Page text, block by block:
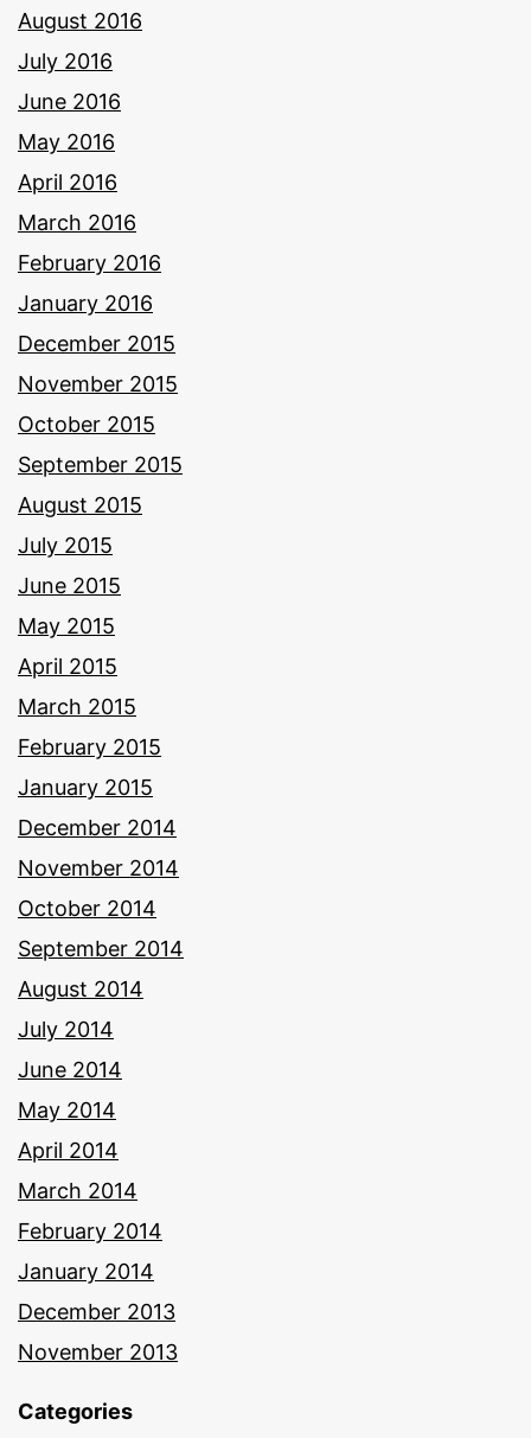
August 2016
July 2016
June 2016
May 2016
April 2016
March 2016
February 2016
January 2016
December 2015
November 2015
October 2015
September 2015
August 2015
July 2015
June 2015
May 2015
April 2015
March 2015
February 2015
January 2015
December 2014
November 2014
October 2014
September 2014
August 2014
July 2014
June 2014
May 2014
April 2014
March 2014
February 2014
January 2014
December 2013
November 2013
Categories